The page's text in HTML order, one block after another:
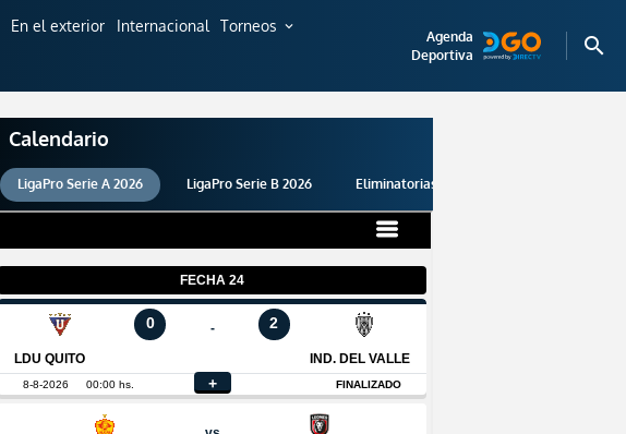
En el exterior Internacional Torneos expand_more
Agenda
Deportiva
search
Calendario
LigaPro Serie A 2026 LigaPro Serie B 2026 Eliminatorias 2026